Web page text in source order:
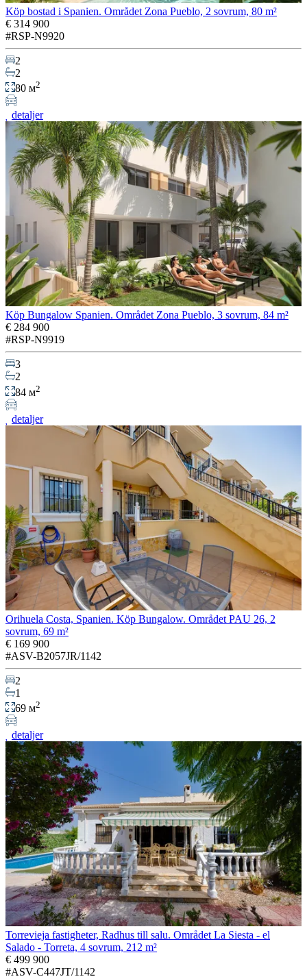
Köp bostad i Spanien. Området Zona Pueblo, 2 sovrum, 80 m²
€ 314 900
#RSP-N9920
2
2
80 м2
detaljer
Köp Bungalow Spanien. Området Zona Pueblo, 3 sovrum, 84 m²
€ 284 900
#RSP-N9919
3
2
84 м2
detaljer
Orihuela Costa, Spanien. Köp Bungalow. Området PAU 26, 2
sovrum, 69 m²
€ 169 900
#ASV-B2057JR/1142
2
1
69 м2
detaljer
Torrevieja fastigheter, Radhus till salu. Området La Siesta - el
Salado - Torreta, 4 sovrum, 212 m²
€ 499 900
#ASV-C447JT/1142